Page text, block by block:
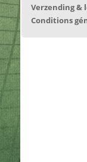
Verzending &
Conditions